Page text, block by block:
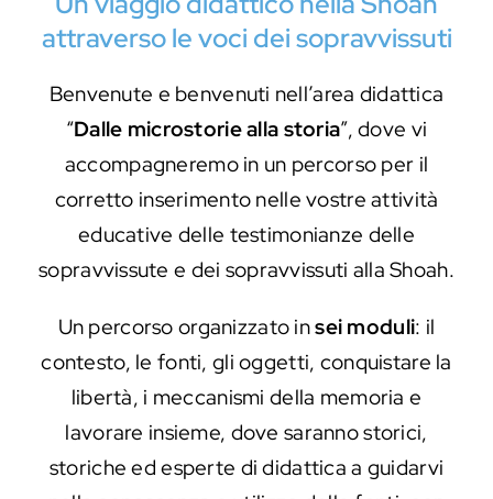
Eventi e notizie
attraverso le voci dei sopravvissuti
Benvenute e benvenuti nell’area didattica
“Dalle microstorie alla storia”, dove vi
accompagneremo in un percorso per il
corretto inserimento nelle vostre attività
educative delle testimonianze delle
sopravvissute e dei sopravvissuti alla Shoah.
Un percorso organizzato insei moduli: il
contesto, le fonti, gli oggetti, conquistare la
libertà, i meccanismi della memoria e
lavorare insieme, dove saranno storici,
storiche ed esperte di didattica a guidarvi